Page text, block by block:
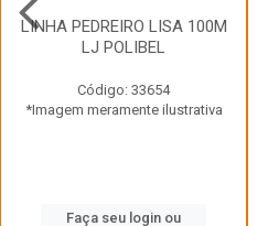
LINHA PEDREIRO LISA 100M
LJ POLIBEL
Código: 33654
*Imagem meramente ilustrativa
Faça seu login ou